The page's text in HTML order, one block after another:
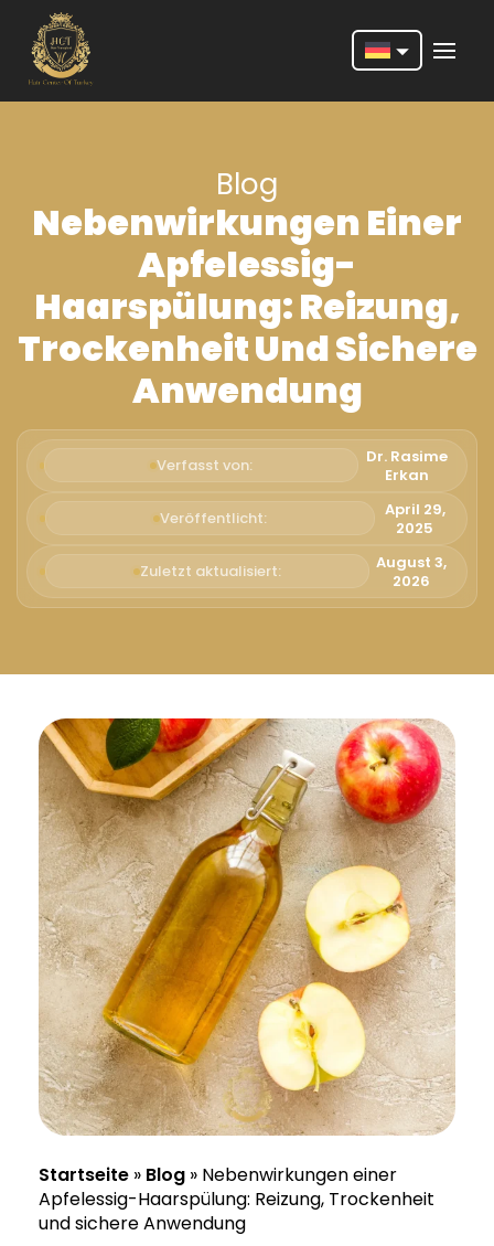
Deutsch
Português
Español
Türkçe
Italiano
Română
Русский
Български
Svenska
Blog
Nebenwirkungen Einer
Apfelessig-
Haarspülung: Reizung,
Trockenheit Und Sichere
Anwendung
Verfasst von:
Dr. Rasime
Erkan
Veröffentlicht:
April 29,
2025
Zuletzt aktualisiert:
August 3,
2026
Startseite » Blog » Nebenwirkungen einer
Apfelessig-Haarspülung: Reizung, Trockenheit
und sichere Anwendung